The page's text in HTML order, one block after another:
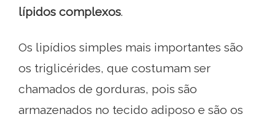
lípidos complexos.
Os lipídios simples mais importantes são
os triglicérides, que costumam ser
chamados de gorduras, pois são
armazenados no tecido adiposo e são os